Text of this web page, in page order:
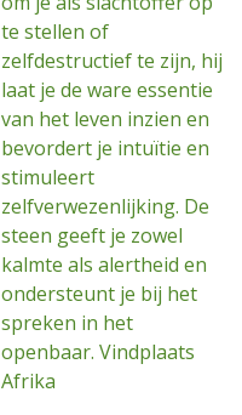
te stellen of
zelfdestructief te zijn, hij
laat je de ware essentie
van het leven inzien en
bevordert je intuïtie en
stimuleert
zelfverwezenlijking. De
steen geeft je zowel
kalmte als alertheid en
ondersteunt je bij het
spreken in het
openbaar. Vindplaats
Afrika